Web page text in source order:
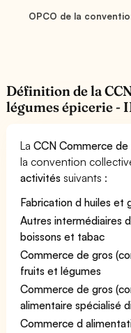
OPCO de la
Définition de la
légumes épicerie -
LaCCN Commerce
la convention
activités suivants :
Fabrication d huiles et
Autres intermédiaires
boissons et tabac
Commerce de gros
fruits et légumes
Commerce de gros
alimentaire spécialisé
Commerce d